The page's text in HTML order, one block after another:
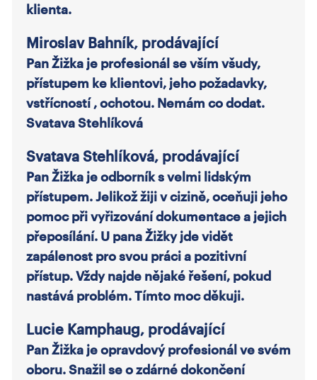
klienta.
Miroslav Bahník, prodávající
Pan Žižka je profesionál se vším všudy,
přístupem ke klientovi, jeho požadavky,
vstřícností , ochotou. Nemám co dodat.
Svatava Stehlíková
Svatava Stehlíková, prodávající
Pan Žižka je odborník s velmi lidským
přístupem. Jelikož žiji v cizině, oceňuji jeho
pomoc při vyřizování dokumentace a jejich
přeposílání. U pana Žižky jde vidět
zapálenost pro svou práci a pozitivní
přístup. Vždy najde nějaké řešení, pokud
nastává problém. Tímto moc děkuji.
Lucie Kamphaug, prodávající
Pan Žižka je opravdový profesionál ve svém
oboru. Snažil se o zdárné dokončení